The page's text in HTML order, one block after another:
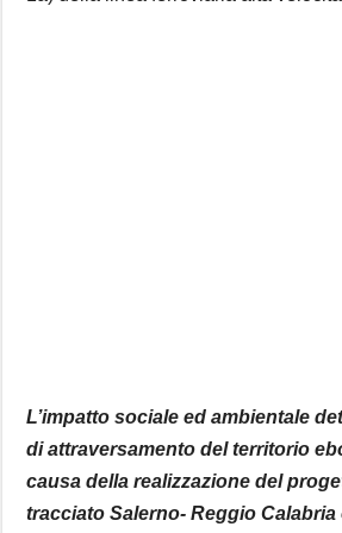
L’impatto sociale ed ambientale
di attraversamento del territorio
causa della realizzazione del
tracciato Salerno- Reggio